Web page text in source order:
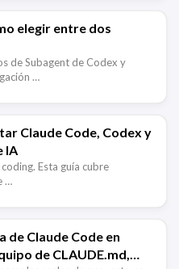
elegir entre dos
de Subagent de Codex y
…
Claude Code, Codex y
IA
Esta guía cubre
…
de Claude Code en
de CLAUDE.md,